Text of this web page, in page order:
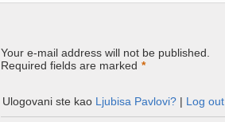
Your e-mail address will not be published.
Required fields are marked *
Ulogovani ste kao Ljubisa Pavlovi? | Log out